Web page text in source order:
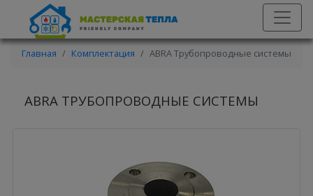
Главная Комплектация ABRA Трубопроводные системы
ABRA ТРУБОПРОВОДНЫЕ СИСТЕМЫ